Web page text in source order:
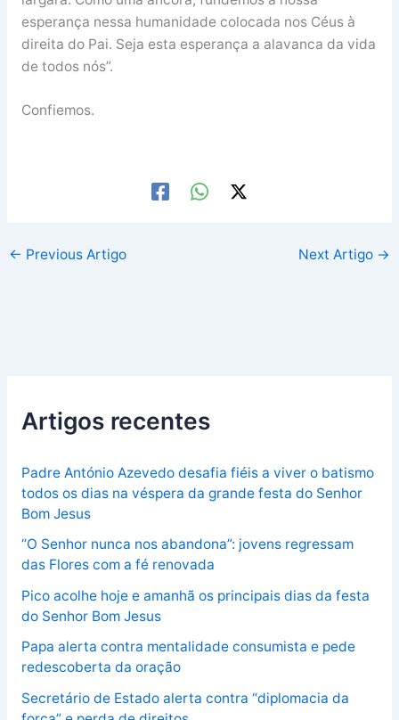
esperança nessa humanidade colocada nos Céus à
direita do Pai. Seja esta esperança a alavanca da vida
de todos nós”.
Confiemos.
← Previous Artigo Next Artigo →
Artigos recentes
Padre António Azevedo desafia fiéis a viver o batismo
todos os dias na véspera da grande festa do Senhor
Bom Jesus
“O Senhor nunca nos abandona”: jovens regressam
das Flores com a fé renovada
Pico acolhe hoje e amanhã os principais dias da festa
do Senhor Bom Jesus
Papa alerta contra mentalidade consumista e pede
redescoberta da oração
Secretário de Estado alerta contra “diplomacia da